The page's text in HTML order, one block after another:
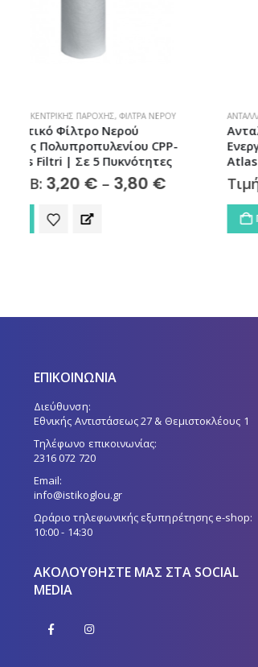
ΑΝΤΑΛΛΑΚΤΙΚΆ,ΆΝΩ ΠΆΓΚΟΥ,ΚΆΤΩ ΠΆΓΚΟΥ ΦΊΛΤΡΑ ΝΕΡΟΎ
Ανταλλακτικό Φίλτρο Συμπαγούς
Ενεργού Άνθρακα CB-AF PB SX 0,5μm
Atlas Filtri
Τιμή WEB:36,00
Προσθήκη στο καλάθι
ΕΠΙΚΟΙΝΩΝΙΑ
Διεύθυνση:
Εθνικής Αντιστάσεως 27 & Θεμιστοκλέους 1
Τηλέφωνο επικοινωνίας:
2316 072 720
Email:
info@istikoglou.gr
Ωράριο τηλεφωνικής εξυπηρέτησης e-shop:
10:00 - 14:30
ΑΚΟΛΟΥΘΉΣΤΕ ΜΑΣ ΣΤΑ SOCIAL
MEDIA